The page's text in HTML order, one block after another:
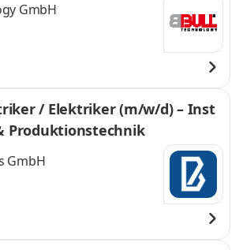
GmbH
/ Elektriker (m/w/d) – Inst
Produktionstechnik
GmbH